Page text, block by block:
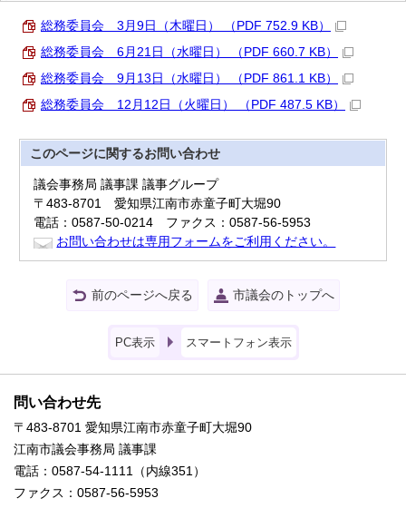
総務委員会 3月9日（木曜日） （PDF 752.9 KB）
総務委員会 6月21日（水曜日） （PDF 660.7 KB）
総務委員会 9月13日（水曜日） （PDF 861.1 KB）
総務委員会 12月12日（火曜日） （PDF 487.5 KB）
このページに関するお問い合わせ
議会事務局 議事課 議事グループ
〒483-8701 愛知県江南市赤童子町大堀90
電話：0587-50-0214 ファクス：0587-56-5953
お問い合わせは専用フォームをご利用ください。
前のページへ戻る 市議会のトップへ
PC表示 スマートフォン表示
問い合わせ先
〒483-8701 愛知県江南市赤童子町大堀90
江南市議会事務局 議事課
電話：0587-54-1111（内線351）
ファクス：0587-56-5953